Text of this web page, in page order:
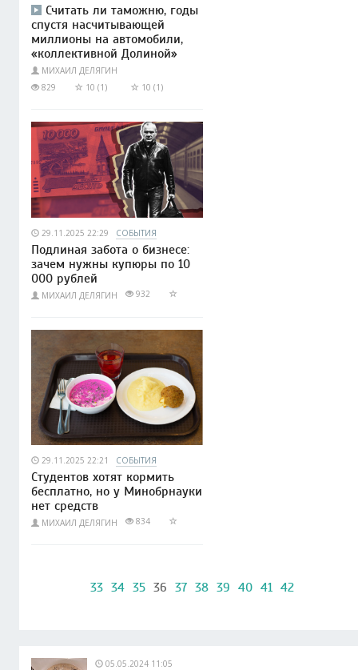
Считать ли таможню, годы
спустя насчитывающей
миллионы на автомобили,
«коллективной Долиной»
МИХАИЛ ДЕЛЯГИН
829
10 (1) 10 (1)
29.11.2025 22:29 СОБЫТИЯ
Подлиная забота о бизнесе:
зачем нужны купюры по 10
000 рублей
МИХАИЛ ДЕЛЯГИН 932
29.11.2025 22:21 СОБЫТИЯ
Студентов хотят кормить
бесплатно, но у Минобрнауки
нет средств
МИХАИЛ ДЕЛЯГИН 834
33 34 35 36 37 38 39 40 41 42
05.05.2024 11:05